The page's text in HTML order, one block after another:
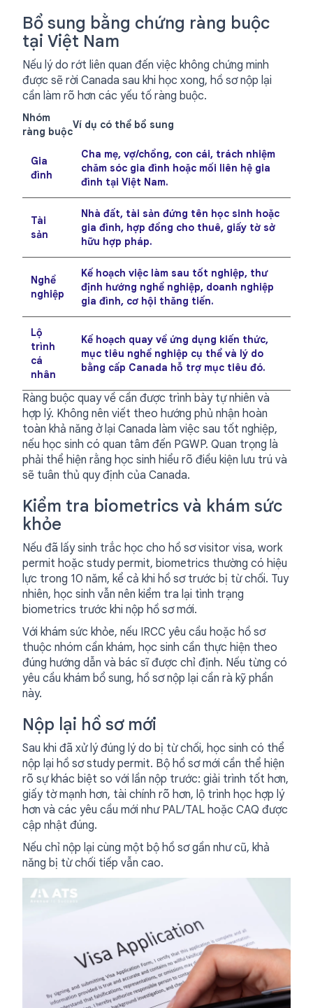
Bổ sung bằng chứng ràng buộc
tại Việt Nam
Nếu lý do rớt liên quan đến việc không chứng minh
được sẽ rời Canada sau khi học xong, hồ sơ nộp lại
cần làm rõ hơn các yếu tố ràng buộc.
Nhóm
ràng buộc
Ví dụ có thể bổ sung
Gia
đình
Cha mẹ, vợ/chồng, con cái, trách nhiệm
chăm sóc gia đình hoặc mối liên hệ gia
đình tại Việt Nam.
Tài
sản
Nhà đất, tài sản đứng tên học sinh hoặc
gia đình, hợp đồng cho thuê, giấy tờ sở
hữu hợp pháp.
Nghề
nghiệp
Kế hoạch việc làm sau tốt nghiệp, thư
định hướng nghề nghiệp, doanh nghiệp
gia đình, cơ hội thăng tiến.
Lộ
trình
cá
nhân
Kế hoạch quay về ứng dụng kiến thức,
mục tiêu nghề nghiệp cụ thể và lý do
bằng cấp Canada hỗ trợ mục tiêu đó.
Ràng buộc quay về cần được trình bày tự nhiên và
hợp lý. Không nên viết theo hướng phủ nhận hoàn
toàn khả năng ở lại Canada làm việc sau tốt nghiệp,
nếu học sinh có quan tâm đến PGWP. Quan trọng là
phải thể hiện rằng học sinh hiểu rõ điều kiện lưu trú và
sẽ tuân thủ quy định của Canada.
Kiểm tra biometrics và khám sức
khỏe
Nếu đã lấy sinh trắc học cho hồ sơ visitor visa, work
permit hoặc study permit, biometrics thường có hiệu
lực trong 10 năm, kể cả khi hồ sơ trước bị từ chối. Tuy
nhiên, học sinh vẫn nên kiểm tra lại tình trạng
biometrics trước khi nộp hồ sơ mới.
Với khám sức khỏe, nếu IRCC yêu cầu hoặc hồ sơ
thuộc nhóm cần khám, học sinh cần thực hiện theo
đúng hướng dẫn và bác sĩ được chỉ định. Nếu từng có
yêu cầu khám bổ sung, hồ sơ nộp lại cần rà kỹ phần
này.
Nộp lại hồ sơ mới
Sau khi đã xử lý đúng lý do bị từ chối, học sinh có thể
nộp lại hồ sơ study permit. Bộ hồ sơ mới cần thể hiện
rõ sự khác biệt so với lần nộp trước: giải trình tốt hơn,
giấy tờ mạnh hơn, tài chính rõ hơn, lộ trình học hợp lý
hơn và các yêu cầu mới như PAL/TAL hoặc CAQ được
cập nhật đúng.
Nếu chỉ nộp lại cùng một bộ hồ sơ gần như cũ, khả
năng bị từ chối tiếp vẫn cao.